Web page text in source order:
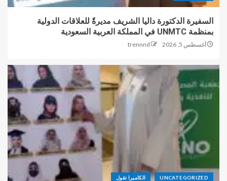
السفيرة الدكتورة داليا الشريف مديرةً للعلاقات الدولية
بمنظمة UNMTC في المملكة العربية السعودية
أغسطس 5, 2026 trennnd
UNCATEGORIZED الكاميرا تقول